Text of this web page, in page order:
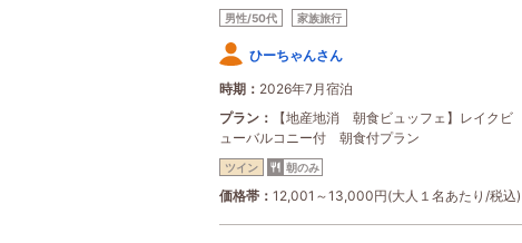
男性/50代 家族旅行
ひーちゃんさん
時期
2026年7月宿泊
プラン
【地産地消 朝食ビュッフェ】レイクビ
ューバルコニー付 朝食付プラン
ツイン 朝のみ
価格帯 12,001～13,000円(大人１名あたり/税込)